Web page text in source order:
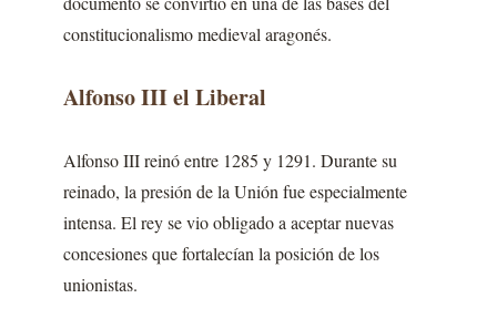
constitucionalismo medieval aragonés.
Alfonso III el Liberal
Alfonso III reinó entre 1285 y 1291. Durante su
reinado, la presión de la Unión fue especialmente
intensa. El rey se vio obligado a aceptar nuevas
concesiones que fortalecían la posición de los
unionistas.